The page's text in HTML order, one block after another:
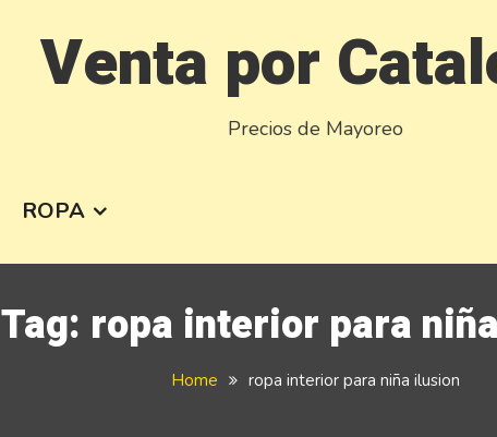
Venta por
Precios de Mayoreo
ROPA
Tag: ropa interior para
Home ropa interior para niña ilusion